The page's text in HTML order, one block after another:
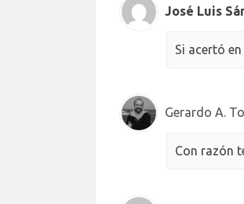
José Luis
Si acertó
Gerardo A.
Con razón